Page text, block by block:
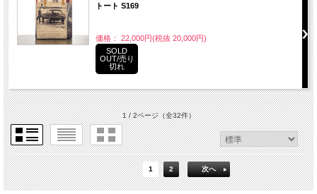
トート S169
価格： 22,000円(税抜 20,000円)
SOLD
OUT/売り
切れ
1 / 2ページ（全32件）
1 2 次へ